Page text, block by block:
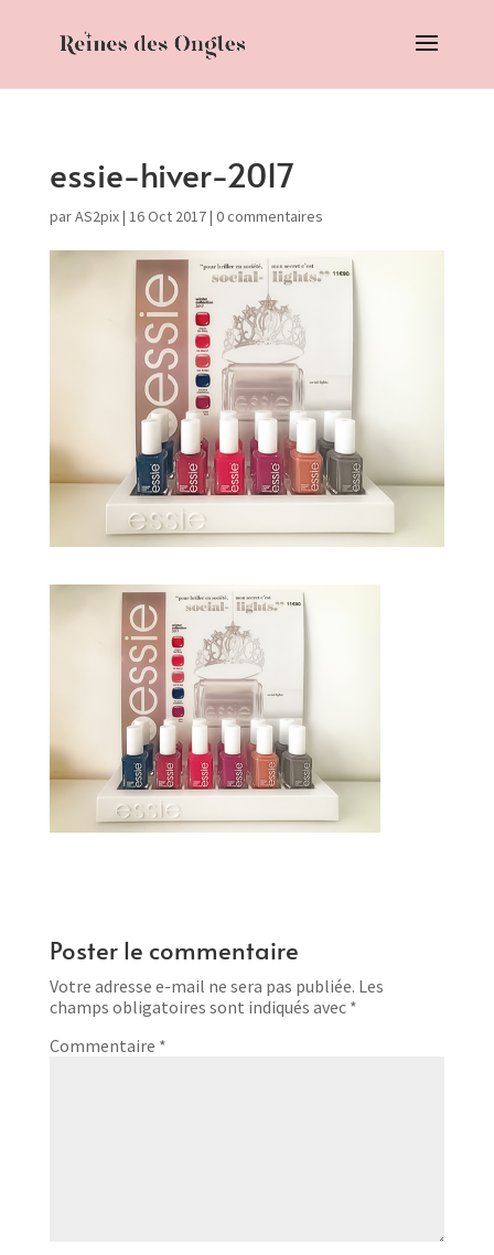
essie-hiver-2017
parAS2pix| 16 Oct 2017| 0 commentaires
Poster le commentaire
Votre adresse e-mail ne sera pas publiée. Les
champs obligatoires sont indiqués avec *
Commentaire *